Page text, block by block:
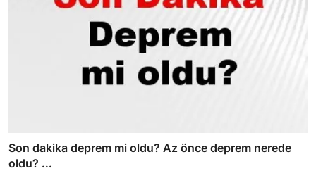
Son dakika deprem mi oldu? Az önce deprem nerede
oldu? ...